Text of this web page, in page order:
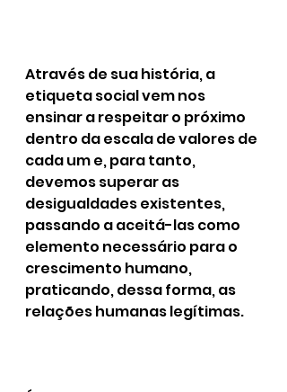
Através de sua história, a
etiqueta social vem nos
ensinar a respeitar o próximo
dentro da escala de valores de
cada um e, para tanto,
devemos superar as
desigualdades existentes,
passando a aceitá-las como
elemento necessário para o
crescimento humano,
praticando, dessa forma, as
relações humanas legítimas.